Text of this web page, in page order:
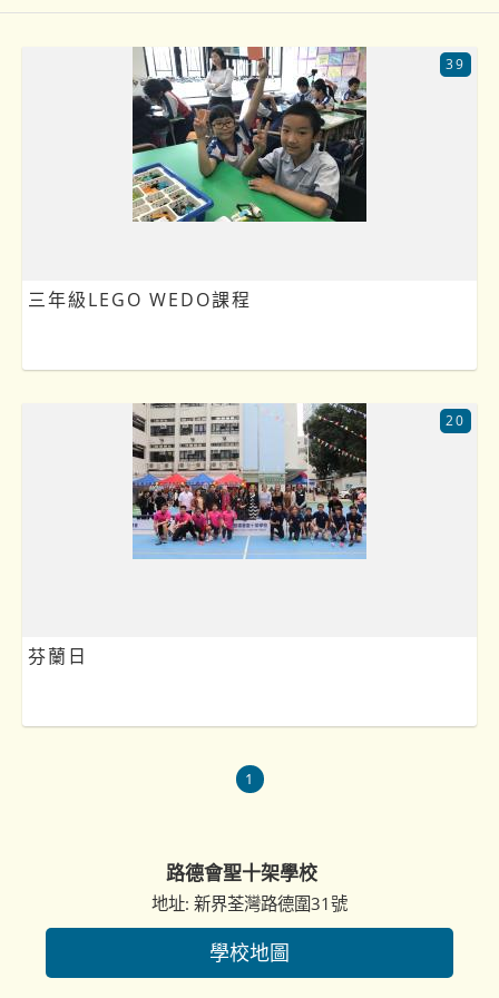
三年級LEGO WEDO課程
39
芬蘭日
20
1
路德會聖十架學校
地址: 新界荃灣路德圍31號
學校地圖